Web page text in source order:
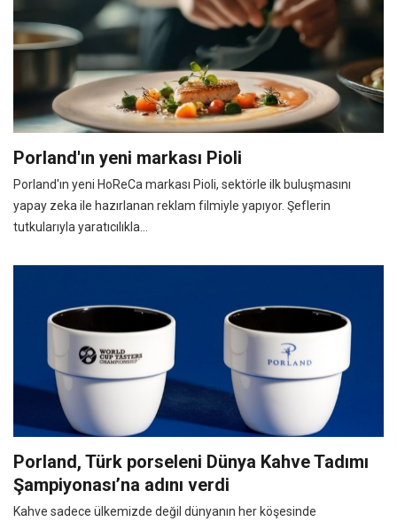
Porland'ın yeni markası Pioli
Porland'ın yeni HoReCa markası Pioli, sektörle ilk buluşmasını
yapay zeka ile hazırlanan reklam filmiyle yapıyor. Şeflerin
tutkularıyla yaratıcılıkla...
Porland, Türk porseleni Dünya Kahve Tadımı
Şampiyonası’na adını verdi
Kahve sadece ülkemizde değil dünyanın her köşesinde